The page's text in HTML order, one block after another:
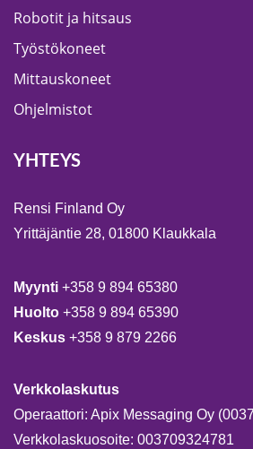
Robotit ja hitsaus
Työstökoneet
Mittauskoneet
Ohjelmistot
YHTEYS
Rensi Finland Oy
Yrittäjäntie 28, 01800 Klaukkala
Myynti +358 9 894 65380
Huolto +358 9 894 65390
Keskus +358 9 879 2266
Verkkolaskutus
Operaattori: Apix Messaging Oy
Verkkolaskuosoite: 003709324781